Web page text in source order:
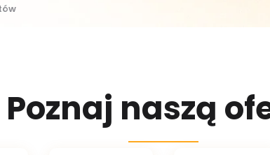
POZNAJ NASZĄ OF